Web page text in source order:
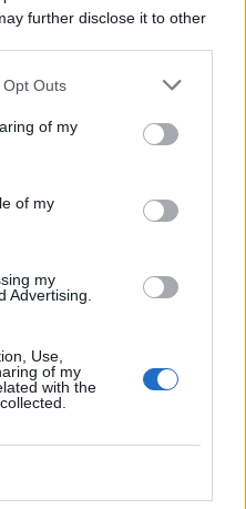
further disclose it to other
Outs
of my
of my
my
Advertising.
Use,
of my
with the
Seuraava artikkeli
Teuvo Teräväinen osui
avauksessa – naulasi one-
ketjut Sveitsi-peliin –
tekee paluun
sekosi Suomen 2.
sai samasta tilanteesta
klo 15:10 – näin katsot
TV:stä